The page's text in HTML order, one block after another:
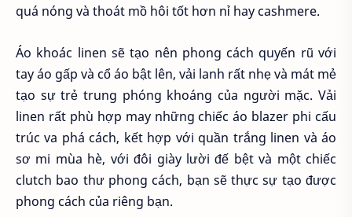
quá nóng và thoát mồ hôi tốt hơn nỉ hay cashmere.
Áo khoác linen sẽ tạo nên phong cách quyến rũ với
tay áo gấp và cổ áo bật lên, vải lanh rất nhẹ và mát mẻ
tạo sự trẻ trung phóng khoáng của người mặc. Vải
linen rất phù hợp may những chiếc áo blazer phi cấu
trúc va phá cách, kết hợp với quần trắng linen và áo
sơ mi mùa hè, với đôi giày lười đế bệt và một chiếc
clutch bao thư phong cách, bạn sẽ thực sự tạo được
phong cách của riêng bạn.